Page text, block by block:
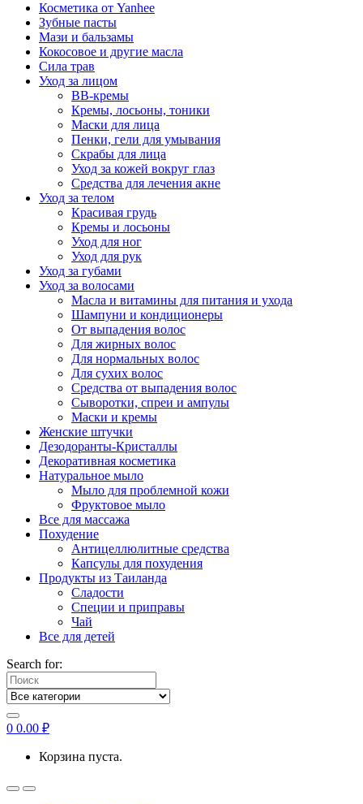
Косметика от Yanhee
Зубные пасты
Мази и бальзамы
Кокосовое и другие масла
Сила трав
Уход за лицом
BB-кремы
Кремы, лосьоны, тоники
Маски для лица
Пенки, гели для умывания
Скрабы для лица
Уход за кожей вокруг глаз
Средства для лечения акне
Уход за телом
Красивая грудь
Кремы и лосьоны
Уход для ног
Уход для рук
Уход за губами
Уход за волосами
Масла и витамины для питания и ухода
Шампуни и кондиционеры
От выпадения волос
Для жирных волос
Для нормальных волос
Для сухих волос
Средства от выпадения волос
Сыворотки, спреи и ампулы
Маски и кремы
Женские штучки
Дезодоранты-Кристаллы
Декоративная косметика
Натуральное мыло
Мыло для проблемной кожи
Фруктовое мыло
Все для массажа
Похудение
Антицеллюлитные средства
Капсулы для похудения
Продукты из Таиланда
Сладости
Специи и приправы
Чай
Все для детей
Search for:
0 0.00 ₽
Корзина пуста.